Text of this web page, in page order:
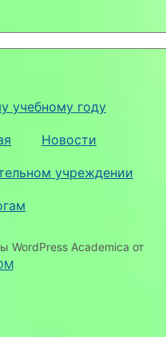
учебному году
Новости
учреждении
WordPress Academica от